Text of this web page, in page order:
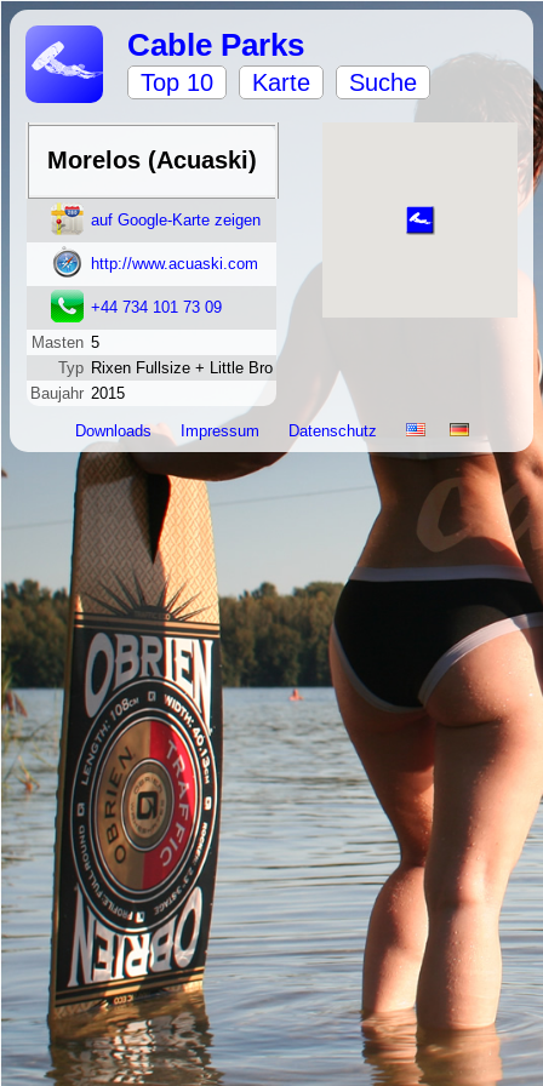
Cable Parks
Top 10 Karte Suche
Morelos (Acuaski)
auf Google-Karte zeigen
http://www.acuaski.com
+44 734 101 73 09
Masten 5
Typ Rixen Fullsize + Little Bro
Baujahr 2015
Downloads Impressum Datenschutz